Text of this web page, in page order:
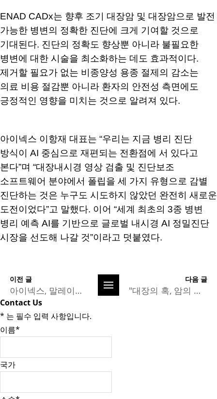
ENAD CADx는 향후 조기 대장암 및 대장암으로 발전
가능한 병변의 정확한 진단에 크게 기여할 것으로
기대된다. 진단의 정확도 향상뿐 아니라 불필요한
병변에 대한 시술을 최소화하는 데도 효과적이다.
제거할 필요가 없는 비종양성 용종 절제의 감소는
의료 비용 절감뿐 아니라 환자의 안전성 측면에도
긍정적인 영향을 미치는 것으로 알려져 있다.
아이넥스 이항재 대표는 “우리는 지금 병리 진단
방식이 AI 중심으로 재편되는 전환점에 서 있다고
본다”며 “대장내시경 영상 검출 및 진단보조
소프트웨어 분야에서 폴립을 세 가지 유형으로 감별
진단하는 것은 누구도 시도하지 않았던 완전히 새로운
도전이었다”고 말했다. 이어 “세계 최초의 3종 병변
병리 예측 AI를 기반으로 글로벌 내시경 AI 정밀진단
시장을 선도해 나갈 것”이라고 덧붙였다.
이전 글
아이넥스, 말레이시아서 내시경 AI 솔루션 '에나드' 공식 론칭
다음 글
"대장의 혹, 암의 씨앗 될까"… '미래' 알고 있는 AI내시경
Contact Us
* 는 필수 입력 사항입니다.
이름*
국가